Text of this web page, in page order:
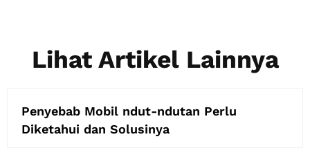
Lihat Artikel Lainnya
Penyebab Mobil ndut-ndutan Perlu
Diketahui dan Solusinya